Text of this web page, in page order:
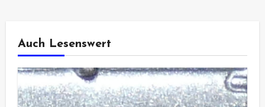
Auch Lesenswert